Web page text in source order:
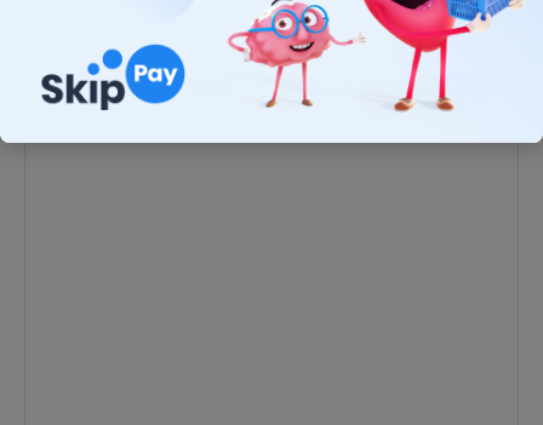
vaše vozidlo? Skontrolujete si to vzozname kompatibility